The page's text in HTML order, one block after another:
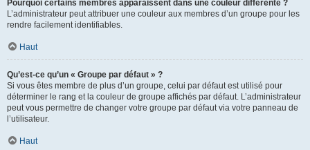
Pourquoi certains membres apparaissent dans une couleur différente ?
L’administrateur peut attribuer une couleur aux membres d’un groupe pour les
rendre facilement identifiables.
Haut
Qu’est-ce qu’un « Groupe par défaut » ?
Si vous êtes membre de plus d’un groupe, celui par défaut est utilisé pour
déterminer le rang et la couleur de groupe affichés par défaut. L’administrateur
peut vous permettre de changer votre groupe par défaut via votre panneau de
l’utilisateur.
Haut